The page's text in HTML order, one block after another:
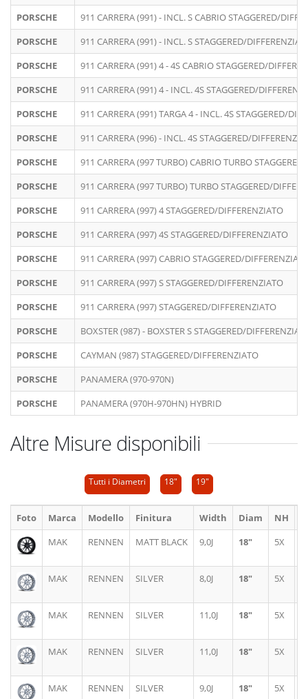
PORSCHE
911 CARRERA (991) - INCL. S CABRIO STAGGERED/
PORSCHE
911 CARRERA (991) - INCL. S STAGGERED/
PORSCHE
911 CARRERA (991) 4 - 4S CABRIO STAGGERED/
PORSCHE
911 CARRERA (991) 4 - INCL. 4S STAGGERED/
PORSCHE
911 CARRERA (991) TARGA 4 - INCL. 4S STAGGERED/
PORSCHE
911 CARRERA (996) - INCL. 4S STAGGERED/
PORSCHE
911 CARRERA (997 TURBO) CABRIO TURBO
PORSCHE
911 CARRERA (997 TURBO) TURBO STAGGERED/
PORSCHE
911 CARRERA (997) 4 STAGGERED/DIFFERENZIATO
PORSCHE
911 CARRERA (997) 4S STAGGERED/DIFFERENZIATO
PORSCHE
911 CARRERA (997) CABRIO STAGGERED/
PORSCHE
911 CARRERA (997) S STAGGERED/DIFFERENZIATO
PORSCHE
911 CARRERA (997) STAGGERED/DIFFERENZIATO
PORSCHE
BOXSTER (987) - BOXSTER S STAGGERED/
PORSCHE
CAYMAN (987) STAGGERED/DIFFERENZIATO
PORSCHE
PANAMERA (970-970N)
PORSCHE
PANAMERA (970H-970HN) HYBRID
Altre Misure disponibili
Tutti i Diametri 18" 19"
Foto Marca Modello Finitura Width Diam NH
MAK
RENNEN MATT BLACK 9,0J 18" 5X
MAK RENNEN SILVER 8,0J 18" 5X
MAK RENNEN SILVER 11,0J 18" 5X
MAK RENNEN SILVER 11,0J 18" 5X
MAK RENNEN SILVER 9,0J 18" 5X